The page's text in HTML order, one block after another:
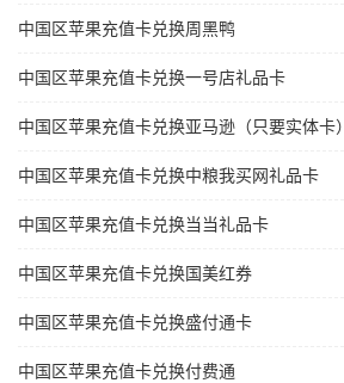
中国区苹果充值卡兑换周黑鸭
中国区苹果充值卡兑换一号店礼品卡
中国区苹果充值卡兑换亚马逊（只要实体卡）
中国区苹果充值卡兑换中粮我买网礼品卡
中国区苹果充值卡兑换当当礼品卡
中国区苹果充值卡兑换国美红券
中国区苹果充值卡兑换盛付通卡
中国区苹果充值卡兑换付费通